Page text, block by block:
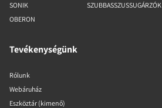
SONIK
OBERON
SZUBBASSZUSSUGÁRZÓK
Tevékenységünk
Rólunk
Webáruház
Eszköztár (kimenő)